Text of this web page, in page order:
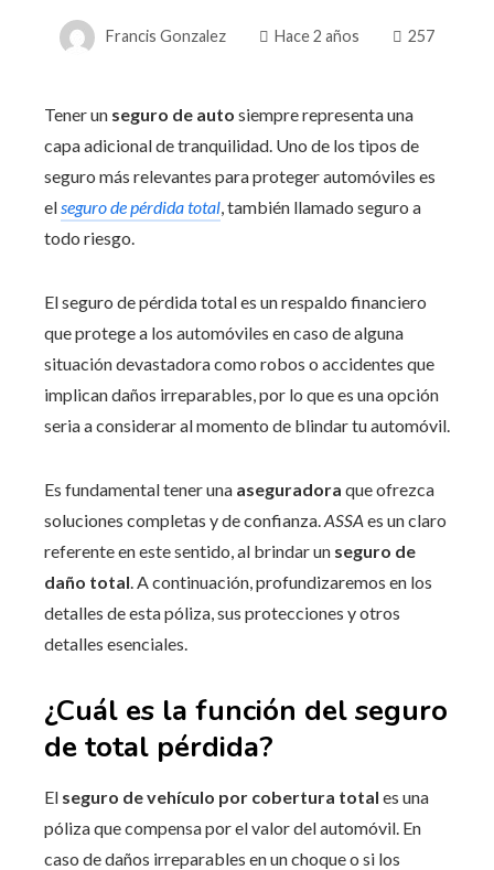
Francis Gonzalez Hace 2 años 257
Tener un seguro de auto siempre representa una
capa adicional de tranquilidad. Uno de los tipos de
seguro más relevantes para proteger automóviles es
elseguro de pérdida total, también llamado seguro a
todo riesgo.
El seguro de pérdida total es un respaldo financiero
que protege a los automóviles en caso de alguna
situación devastadora como robos o accidentes que
implican daños irreparables, por lo que es una opción
seria a considerar al momento de blindar tu automóvil.
Es fundamental tener una aseguradora que ofrezca
soluciones completas y de confianza.ASSA es un claro
referente en este sentido, al brindar un seguro de
daño total. A continuación, profundizaremos en los
detalles de esta póliza, sus protecciones y otros
detalles esenciales.
¿Cuál es la función del seguro
de total pérdida?
El seguro de vehículo por cobertura total es una
póliza que compensa por el valor del automóvil. En
caso de daños irreparables en un choque o si los